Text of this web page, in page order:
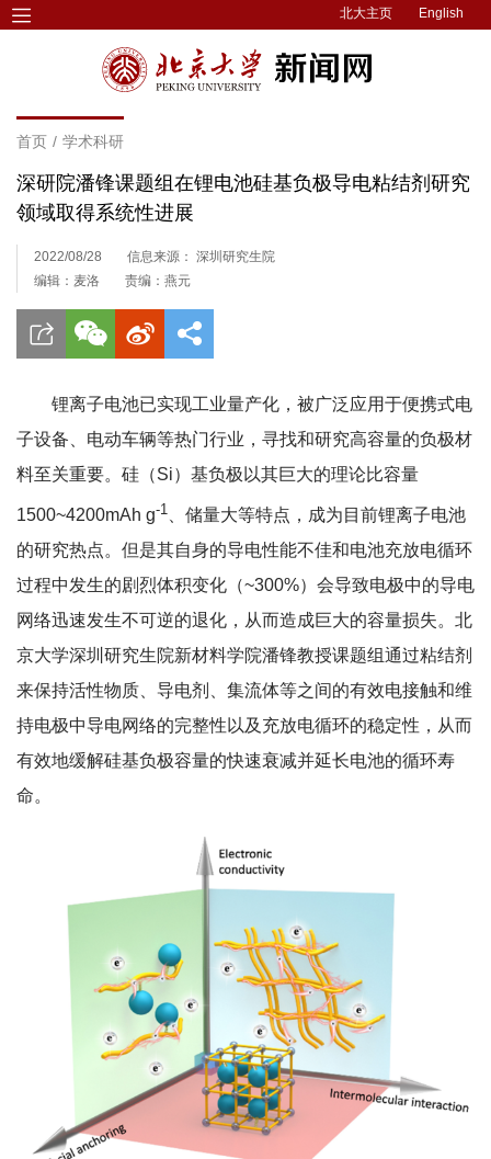
北大主页 English
首页 / 学术科研
深研院潘锋课题组在锂电池硅基负极导电粘结剂研究
领域取得系统性进展
2022/08/28
信息来源： 深圳研究生院
编辑：麦洛
责编：燕元
锂离子电池已实现工业量产化，被广泛应用于便携式电
子设备、电动车辆等热门行业，寻找和研究高容量的负极材
料至关重要。硅（Si）基负极以其巨大的理论比容量
1500~4200mAh g-1 、储量大等特点，成为目前锂离子电池
的研究热点。但是其自身的导电性能不佳和电池充放电循环
过程中发生的剧烈体积变化（~300%）会导致电极中的导电
网络迅速发生不可逆的退化，从而造成巨大的容量损失。北
京大学深圳研究生院新材料学院潘锋教授课题组通过粘结剂
来保持活性物质、导电剂、集流体等之间的有效电接触和维
持电极中导电网络的完整性以及充放电循环的稳定性，从而
有效地缓解硅基负极容量的快速衰减并延长电池的循环寿
命。